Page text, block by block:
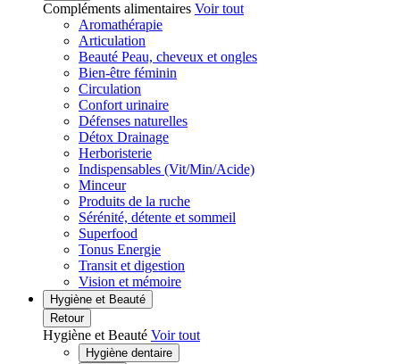
Compléments alimentaires Voir tout
Aromathérapie
Articulation
Beauté Peau, cheveux et ongles
Bien-être féminin
Circulation
Confort urinaire
Défenses naturelles
Détox Drainage
Herboristerie
Indispensables (Vit/Min/Acide)
Minceur
Produits de la ruche
Sérénité, détente et sommeil
Superfood
Tonus Energie
Transit et digestion
Vision et mémoire
Hygiène et Beauté
Retour
Hygiène et Beauté Voir tout
Hygiène dentaire